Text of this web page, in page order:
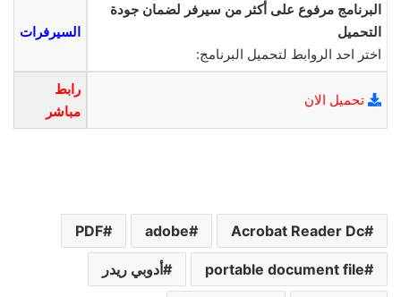
البرنامج مرفوع على أكثر من سيرفر لضمان جودة
التحميل
اختر احد الروابط لتحميل البرنامج:
السيرفرات
تحميل الان
رابط
مباشر
Acrobat Reader Dc
adobe
PDF
portable document file أدوبي ريدر